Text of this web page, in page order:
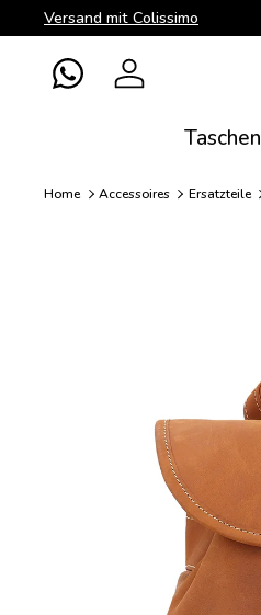
Direkt zum Inhalt
Versand mit Colissimo
WhatsAppEinloggen
Taschen
Home Accessoires Ersatzteile